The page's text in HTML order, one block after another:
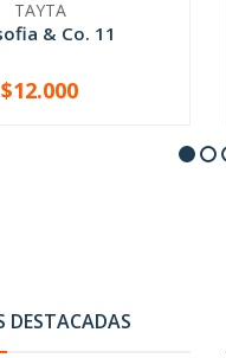
TAYTA
& Co. 11
+
$12.000
DESTACADAS